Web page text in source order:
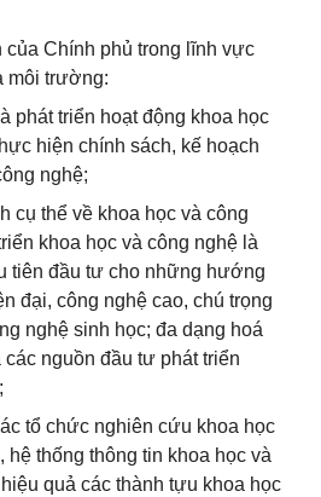
của Chính phủ trong lĩnh vực
môi trường:
phát triển hoạt động khoa học
hiện chính sách, kế hoạch
nghệ;
cụ thể về khoa học và công
khoa học và công nghệ là
tiên đầu tư cho những hướng
đại, công nghệ cao, chú trọng
nghệ sinh học; đa dạng hoá
nguồn đầu tư phát triển
tổ chức nghiên cứu khoa học
hệ thống thông tin khoa học và
quả các thành tựu khoa học